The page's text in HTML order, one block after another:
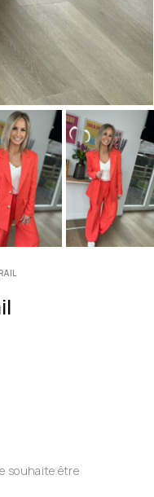
souhaite être